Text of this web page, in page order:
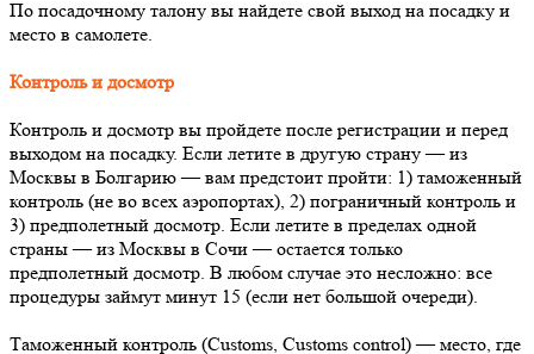
По посадочному талону вы найдете свой выход на посадку и
место в самолете.
Контроль и досмотр
Контроль и досмотр вы пройдете после регистрации и перед
выходом на посадку. Если летите в другую страну — из
Москвы в Болгарию — вам предстоит пройти: 1) таможенный
контроль (не во всех аэропортах), 2) пограничный контроль и
3) предполетный досмотр. Если летите в пределах одной
страны — из Москвы в Сочи — остается только
предполетный досмотр. В любом случае это несложно: все
процедуры займут минут 15 (если нет большой очереди).
Таможенный контроль (Customs, Customs control) — место, где